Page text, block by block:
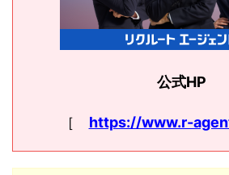
公式HP
［ https://www.r-